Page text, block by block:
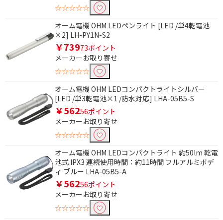
☆☆☆☆☆
オーム電機 OHM LEDペンライト [LED /単4乾電池
×2] LH-PY1N-S2
￥73973ポイント
メーカーお取り寄せ
☆☆☆☆☆
オーム電機 OHM LEDコンパクトライトシルバー
[LED /単3乾電池×1 /防水対応] LHA-05B5-S
￥56256ポイント
メーカーお取り寄せ
☆☆☆☆☆
オーム電機 OHM LEDコンパクトライト 約50lm 乾電
池式 IPX3 連続使用時間：約11時間 フルアルミボデ
ィ ブルー LHA-05B5-A
￥56256ポイント
メーカーお取り寄せ
☆☆☆☆☆
条件で絞り込む
フリーワードで絞り込む
除外する
除外する にチェックを入れると、指定したワード
を除外して検索します。
価格で絞り込む